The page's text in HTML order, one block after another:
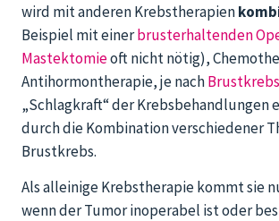
wird mit anderen Krebstherapien
Beispiel mit einerbrusterhaltenden
Mastektomieoft nicht nötig),
Antihormontherapie, je nach
„Schlagkraft“ der Krebsbehandlungen
durch die Kombination verschiedener
Brustkrebs.
Als alleinige Krebstherapie kommt sie
wenn der Tumor inoperabel ist oder